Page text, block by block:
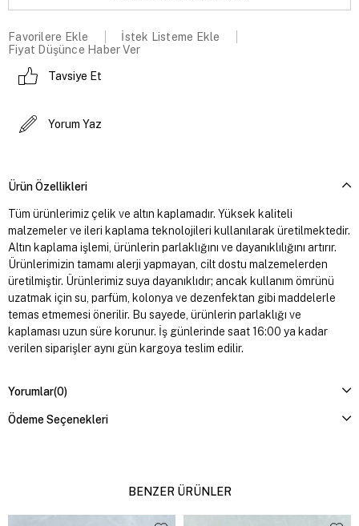
Favorilere Ekle
İstek Listeme Ekle
Fiyat Düşünce Haber Ver
Tavsiye Et
Yorum Yaz
Ürün Özellikleri
Tüm ürünlerimiz çelik ve altın kaplamadır. Yüksek kaliteli
malzemeler ve ileri kaplama teknolojileri kullanılarak üretilmektedir.
Altın kaplama işlemi, ürünlerin parlaklığını ve dayanıklılığını artırır.
Ürünlerimizin tamamı alerji yapmayan, cilt dostu malzemelerden
üretilmiştir. Ürünlerimiz suya dayanıklıdır; ancak kullanım ömrünü
uzatmak için su, parfüm, kolonya ve dezenfektan gibi maddelerle
temas etmemesi önerilir. Bu sayede, ürünlerin parlaklığı ve
kaplaması uzun süre korunur. İş günlerinde saat 16:00 ya kadar
verilen siparişler aynı gün kargoya teslim edilir.
Yorumlar(0)
Ödeme Seçenekleri
BENZER ÜRÜNLER